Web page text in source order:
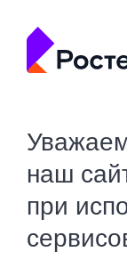
наш
при